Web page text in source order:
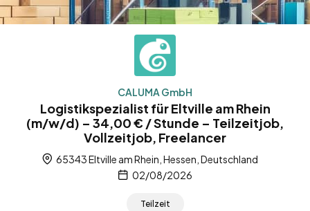
CALUMA GmbH
Logistikspezialist für Eltville am Rhein
(m/w/d) – 34,00 € / Stunde – Teilzeitjob,
Vollzeitjob, Freelancer
65343 Eltville am Rhein, Hessen, Deutschland
02/08/2026
Teilzeit